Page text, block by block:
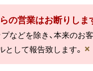
の営業はお断りしま
などを除き、本来の
して報告致します。 ×